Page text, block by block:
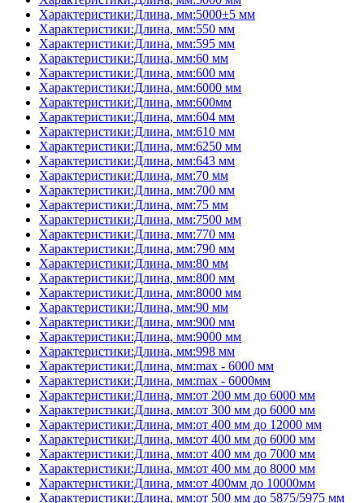
Характеристики:Длина, мм:5000±5 мм
Характеристики:Длина, мм:550 мм
Характеристики:Длина, мм:595 мм
Характеристики:Длина, мм:60 мм
Характеристики:Длина, мм:600 мм
Характеристики:Длина, мм:6000 мм
Характеристики:Длина, мм:600мм
Характеристики:Длина, мм:604 мм
Характеристики:Длина, мм:610 мм
Характеристики:Длина, мм:6250 мм
Характеристики:Длина, мм:643 мм
Характеристики:Длина, мм:70 мм
Характеристики:Длина, мм:700 мм
Характеристики:Длина, мм:75 мм
Характеристики:Длина, мм:7500 мм
Характеристики:Длина, мм:770 мм
Характеристики:Длина, мм:790 мм
Характеристики:Длина, мм:80 мм
Характеристики:Длина, мм:800 мм
Характеристики:Длина, мм:8000 мм
Характеристики:Длина, мм:90 мм
Характеристики:Длина, мм:900 мм
Характеристики:Длина, мм:9000 мм
Характеристики:Длина, мм:998 мм
Характеристики:Длина, мм:max - 6000 мм
Характеристики:Длина, мм:max - 6000мм
Характеристики:Длина, мм:от 200 мм до 6000 мм
Характеристики:Длина, мм:от 300 мм до 6000 мм
Характеристики:Длина, мм:от 400 мм до 12000 мм
Характеристики:Длина, мм:от 400 мм до 6000 мм
Характеристики:Длина, мм:от 400 мм до 7000 мм
Характеристики:Длина, мм:от 400 мм до 8000 мм
Характеристики:Длина, мм:от 400мм до 10000мм
Характеристики:Длина, мм:от 500 мм до 5875/5975 мм